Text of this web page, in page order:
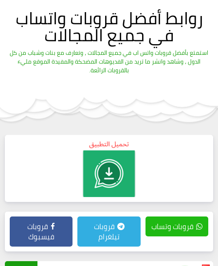
روابط أفضل قروبات واتساب
في جميع المجالات
استمتع بأفضل قروبات واتس اب في جميع المجالات ، وتعارف مع بنات وشباب من كل
الدول ، وشاهد وانشر ما تريد من الفديوهات المضحكة والمفيدة الموقع مليء
بالقروبات الرائعة.
قروبات وتساب قروبات
تيلغرام
قروبات
فيسبوك